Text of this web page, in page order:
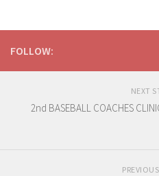
FOLLOW:
NEXT
2nd BASEBALL COACHES